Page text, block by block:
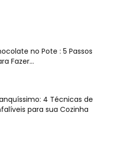
no Pote : 5 Passos
Fazer...
4 Técnicas de
para sua Cozinha